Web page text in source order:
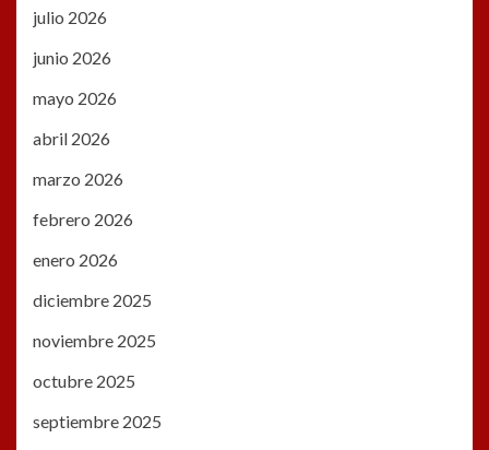
julio 2026
junio 2026
mayo 2026
abril 2026
marzo 2026
febrero 2026
enero 2026
diciembre 2025
noviembre 2025
octubre 2025
septiembre 2025